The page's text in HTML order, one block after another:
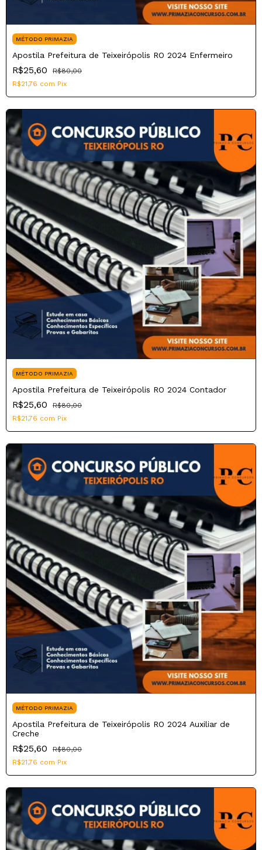
MÉTODO PRIMAZIA
Apostila Prefeitura de Teixeirópolis RO 2024 Enfermeiro
R$25,60
R$80,00
R$21,76 com Pix
MÉTODO PRIMAZIA
Apostila Prefeitura de Teixeirópolis RO 2024 Contador
R$25,60
R$80,00
R$21,76 com Pix
MÉTODO PRIMAZIA
Apostila Prefeitura de Teixeirópolis RO 2024 Auxiliar de
Creche
R$25,60
R$80,00
R$21,76 com Pix